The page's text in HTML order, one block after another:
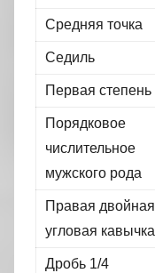
Средняя точка
Седиль
Первая степень
Порядковое
числительное
мужского рода
Правая двойная
угловая кавычка
Дробь 1/4